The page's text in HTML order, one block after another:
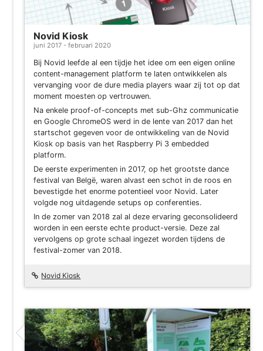
Novid Kiosk
juni 2017 - februari 2020
Bij Novid leefde al een tijdje het idee om een eigen online
content-management platform te laten ontwikkelen als
vervanging voor de dure media players waar zij tot op dat
moment moesten op vertrouwen.
Na enkele proof-of-concepts met sub-Ghz communicatie
en Google ChromeOS werd in de lente van 2017 dan het
startschot gegeven voor de ontwikkeling van de Novid
Kiosk op basis van het Raspberry Pi 3 embedded
platform.
De eerste experimenten in 2017, op het grootste dance
festival van Belgë, waren alvast een schot in de roos en
bevestigde het enorme potentieel voor Novid. Later
volgde nog uitdagende setups op conferenties.
In de zomer van 2018 zal al deze ervaring geconsolideerd
worden in een eerste echte product-versie. Deze zal
vervolgens op grote schaal ingezet worden tijdens de
festival-zomer van 2018.
Novid Kiosk
Project